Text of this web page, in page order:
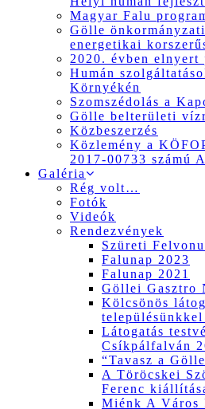
Magyar Falu
Gölle
energetikai
2020. évben elnyert
Humán
Környékén
Szomszédolás a
Gölle belterületi
Közbeszerzés
Közlemény a
2017-00733 számú
Galéria
Rég volt…
Fotók
Videók
Rendezvények
Szüreti
Falunap 2023
Falunap 2021
Göllei Gasztro
Kölcsönös
Látogatás
Csíkpálfalván
“Tavasz a
A Töröcskei
Ferenc
Miénk A Város